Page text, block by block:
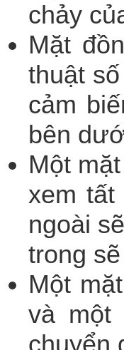
chảy
Mặt
thuật
cảm
bên
Một
xem
ngoài
trong
Một
và một
chuyển